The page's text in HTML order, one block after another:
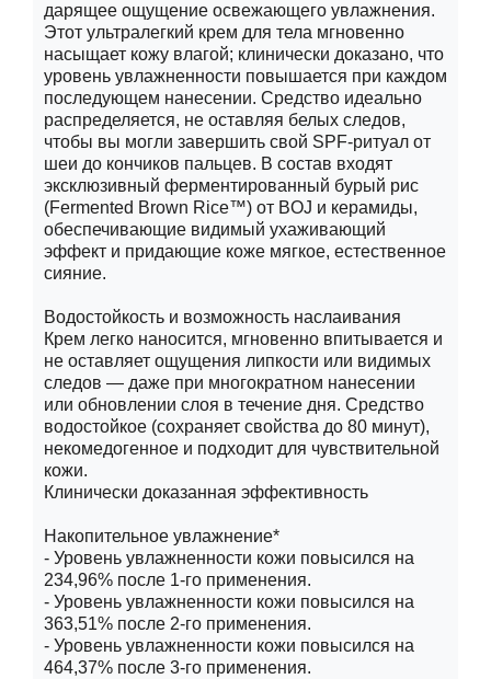
дарящее ощущение освежающего увлажнения.
Этот ультралегкий крем для тела мгновенно
насыщает кожу влагой; клинически доказано, что
уровень увлажненности повышается при каждом
последующем нанесении. Средство идеально
распределяется, не оставляя белых следов,
чтобы вы могли завершить свой SPF-ритуал от
шеи до кончиков пальцев. В состав входят
эксклюзивный ферментированный бурый рис
(Fermented Brown Rice™) от BOJ и керамиды,
обеспечивающие видимый ухаживающий
эффект и придающие коже мягкое, естественное
сияние.
Водостойкость и возможность наслаивания
Крем легко наносится, мгновенно впитывается и
не оставляет ощущения липкости или видимых
следов — даже при многократном нанесении
или обновлении слоя в течение дня. Средство
водостойкое (сохраняет свойства до 80 минут),
некомедогенное и подходит для чувствительной
кожи.
Клинически доказанная эффективность
Накопительное увлажнение*
- Уровень увлажненности кожи повысился на
234,96% после 1-го применения.
- Уровень увлажненности кожи повысился на
363,51% после 2-го применения.
- Уровень увлажненности кожи повысился на
464,37% после 3-го применения.